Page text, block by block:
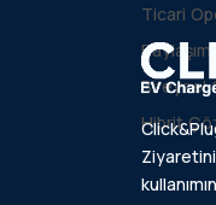
Ticari
Bireysel
Hibrit